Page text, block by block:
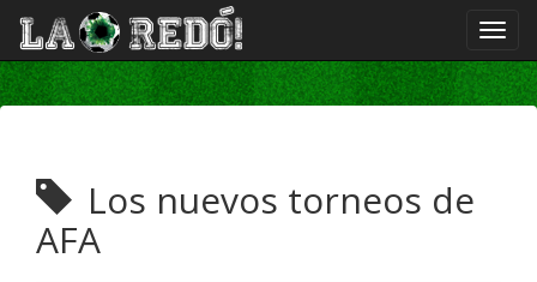
Los nuevos torneos de
AFA